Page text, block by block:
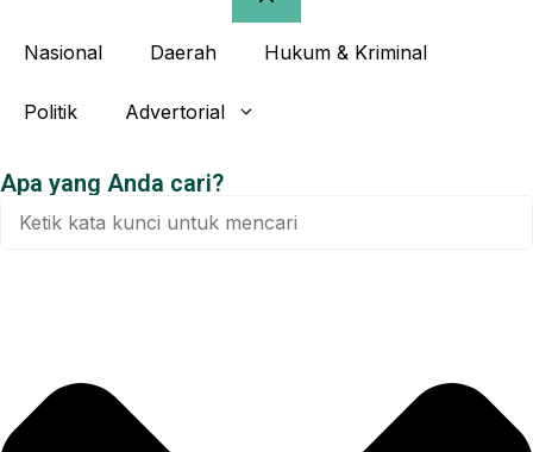
Nasional Daerah Hukum & Kriminal
Politik Advertorial
Apa yang Anda cari?